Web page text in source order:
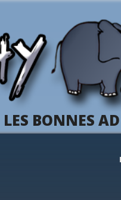
LES BONNES